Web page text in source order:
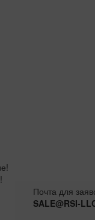
Почта для
SALE@RSI-